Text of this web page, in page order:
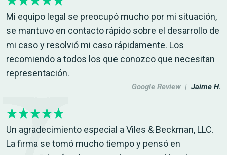
Mi equipo legal se preocupó mucho por mi situación,
se mantuvo en contacto rápido sobre el desarrollo de
mi caso y resolvió mi caso rápidamente. Los
recomiendo a todos los que conozco que necesitan
representación.
Google Review | Jaime H.
Un agradecimiento especial a Viles & Beckman, LLC.
La firma se tomó mucho tiempo y pensó en